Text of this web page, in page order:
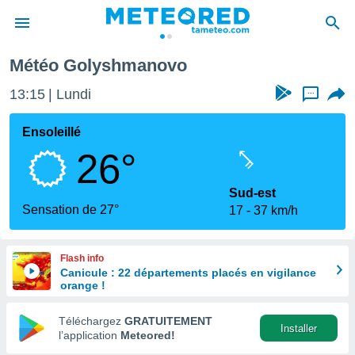
de
Météo Golyshmanovo
13:15 Lundi ...
Ensoleillé
26°
Sensation de 27°
Sud-est
17
37 km/h
Flash info
Canicule : 22 départements placés en vigilance
orange !
Téléchargez GRATUITEMENT
l’application Meteored!
Installer